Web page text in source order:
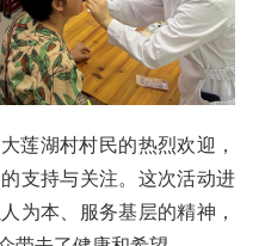
莲湖村村民的热烈欢迎，
支持与关注。这次活动进
为本、服务基层的精神，